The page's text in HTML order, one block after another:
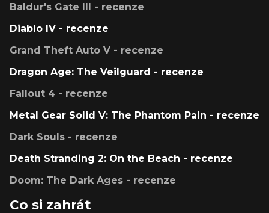
Baldur's Gate III - recenze
Diablo IV - recenze
Grand Theft Auto V - recenze
Dragon Age: The Veilguard - recenze
Fallout 4 - recenze
Metal Gear Solid V: The Phantom Pain - recenze
Dark Souls - recenze
Death Stranding 2: On the Beach - recenze
Doom: The Dark Ages - recenze
Co si zahrát